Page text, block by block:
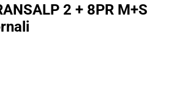
2 + 8PR M+S